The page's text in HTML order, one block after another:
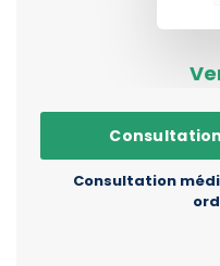
Consultation